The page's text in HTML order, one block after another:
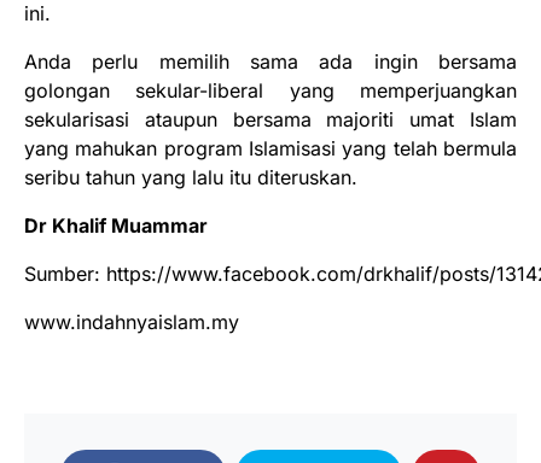
ini.
Anda perlu memilih sama ada ingin bersama
golongan sekular-liberal yang memperjuangkan
sekularisasi ataupun bersama majoriti umat Islam
yang mahukan program Islamisasi yang telah bermula
seribu tahun yang lalu itu diteruskan.
Dr Khalif Muammar
Sumber: https://www.facebook.com/drkhalif/posts/
www.indahnyaislam.my